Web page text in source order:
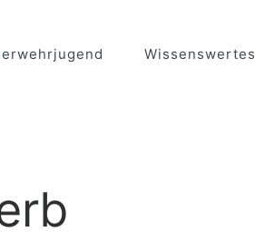
Wissenswertes